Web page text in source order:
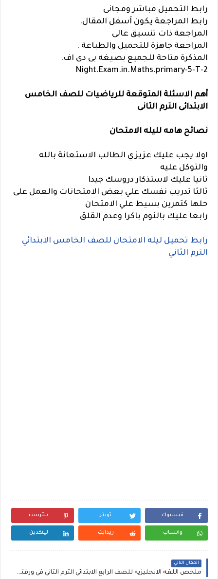
رابط التحميل مباشر ومجانى
رابط المراجعة يكون آسفل المقال.
المراجعة ذات تنسيق عالى
المراجعة جاهزة للتحميل والطباعة .
المذكرة متاحة للجميع بصيغه بى دى اف.
Night.Exam.in.Maths.primary-5-T-2
أهم الاسئلة المتوقعة للرياضيات للصف الخامس
الابتدائى الترم الثانى
نصائح هامه لليله الامتحان
اولا يجب عليك عزيزي الطالب الاستعانة بالله
والتوكل عليه
ثانيا عليك لاستذكار دروسك جيدا
ثالثا تدريب نفسك علي بعض الامتحانات والعمل على
حلها كتمرين بسيط علي الامتحان
رابعا عليك بالنوم باكرا وعدم القلق
رابط تحميل ليله الامتحان للصف الخامس الابتدائي
الترم الثاني
فيسبوك تويتر بنترست
واتساب ريدايت لينكدين
المقال التالي
ملخص اللغه الانجليزيه للصف الرابع الابتدائي الترم الثاني في ورقتين pdf الاستاذ علي الهاروني